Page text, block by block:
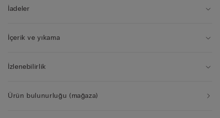
İadeler
İçerik ve yıkama
İzlenebilirlik
Ürün bulunurluğu (mağaza)